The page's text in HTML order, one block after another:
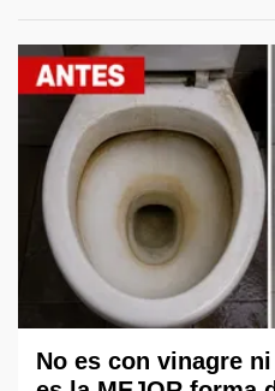
No es con vinagre